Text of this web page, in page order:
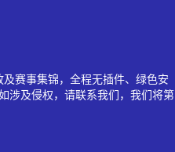
赛事集锦，全程无插件、绿色安
涉及侵权，请联系我们，我们将第